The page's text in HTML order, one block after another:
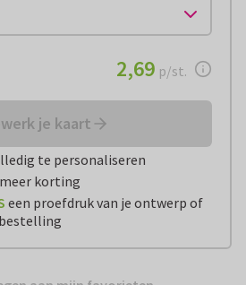
€ 2,69per stuk
2,69 p/st.
je kaart
te personaliseren
korting
een proefdruk van je ontwerp of